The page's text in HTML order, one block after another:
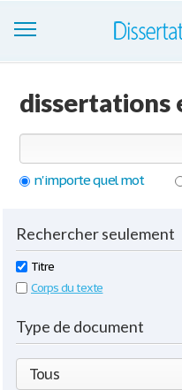
Se connecter
dissertations
n'importe quel mot
Rechercher seulement
Titre
Corps du texte
Type de document